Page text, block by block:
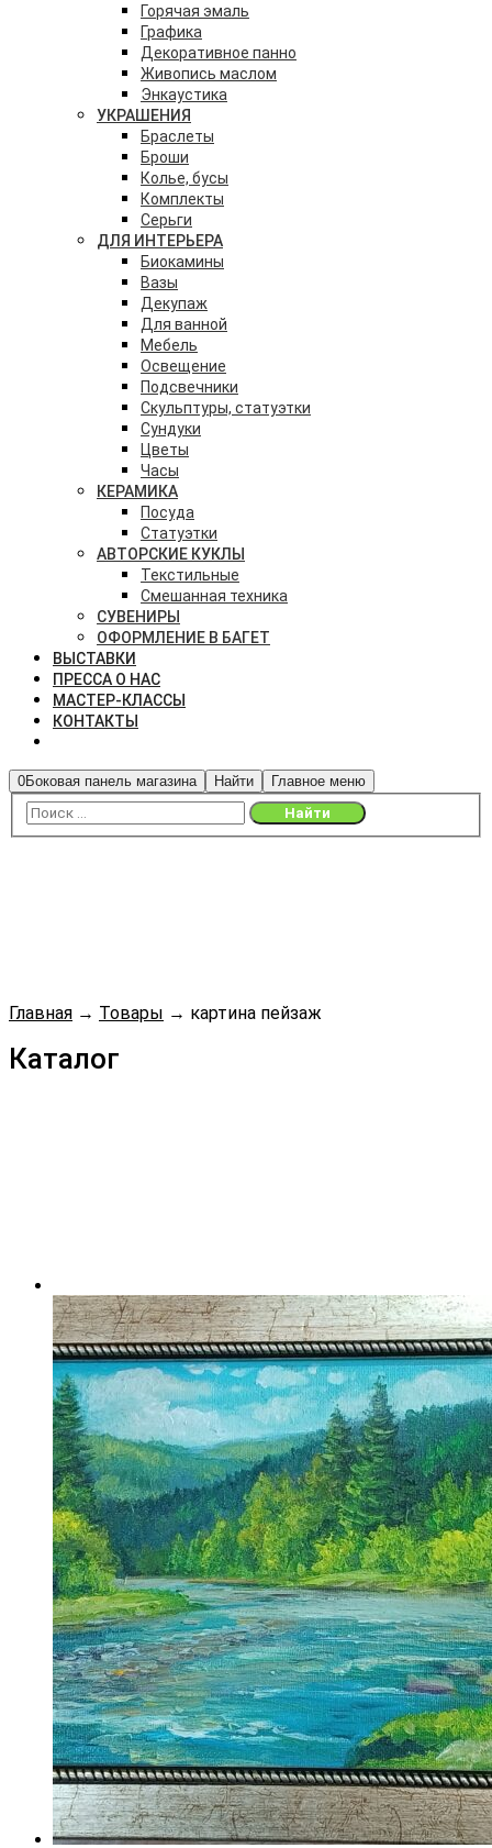
Горячая эмаль
Графика
Декоративное панно
Живопись маслом
Энкаустика
УКРАШЕНИЯ
Браслеты
Броши
Колье, бусы
Комплекты
Серьги
ДЛЯ ИНТЕРЬЕРА
Биокамины
Вазы
Декупаж
Для ванной
Мебель
Освещение
Подсвечники
Скульптуры, статуэтки
Сундуки
Цветы
Часы
КЕРАМИКА
Посуда
Статуэтки
АВТОРСКИЕ КУКЛЫ
Текстильные
Смешанная техника
СУВЕНИРЫ
ОФОРМЛЕНИЕ В БАГЕТ
ВЫСТАВКИ
ПРЕССА О НАС
МАСТЕР-КЛАССЫ
КОНТАКТЫ
0Боковая панель магазина Найти Главное меню
Главная → Товары → картина пейзаж
Каталог